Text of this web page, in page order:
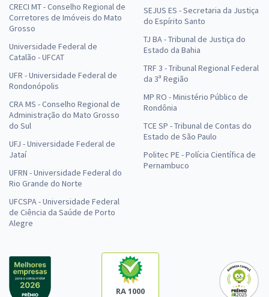
CRECI MT - Conselho Regional de
Corretores de Imóveis do Mato
Grosso
Universidade Federal de
Catalão - UFCAT
UFR - Universidade Federal de
Rondonópolis
CRA MS - Conselho Regional de
Administração do Mato Grosso
do Sul
UFJ - Universidade Federal de
Jataí
UFRN - Universidade Federal do
Rio Grande do Norte
UFCSPA - Universidade Federal
de Ciência da Saúde de Porto
Alegre
SEJUS ES - Secretaria da Justiça
do Espírito Santo
TJ BA - Tribunal de Justiça do
Estado da Bahia
TRF 3 - Tribunal Regional Federal
da 3ª Região
MP RO - Ministério Público de
Rondônia
TCE SP - Tribunal de Contas do
Estado de São Paulo
Politec PE - Polícia Científica de
Pernambuco
RA 1000